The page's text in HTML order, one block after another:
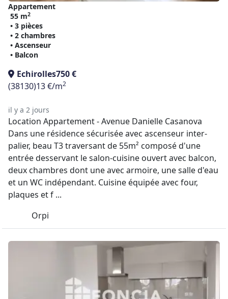
Appartement
55 m2
• 3 pièces
• 2 chambres
• Ascenseur
• Balcon
Echirolles750 €
(38130)13 €/m2
il y a 2 jours
Location Appartement - Avenue Danielle Casanova
Dans une résidence sécurisée avec ascenseur inter-
palier, beau T3 traversant de 55m² composé d'une
entrée desservant le salon-cuisine ouvert avec balcon,
deux chambres dont une avec armoire, une salle d'eau
et un WC indépendant. Cuisine équipée avec four,
plaques et f ...
Orpi